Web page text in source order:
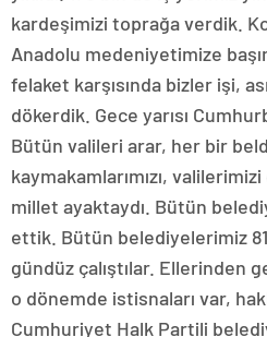
kardeşimizi toprağa verdik.
Anadolu medeniyetimize
felaket karşısında bizler işi,
dökerdik. Gece yarısı
Bütün valileri arar, her bir
kaymakamlarımızı,
millet ayaktaydı. Bütün
ettik. Bütün belediyelerimiz
gündüz çalıştılar. Ellerinden
o dönemde istisnaları var,
Cumhuriyet Halk Partili